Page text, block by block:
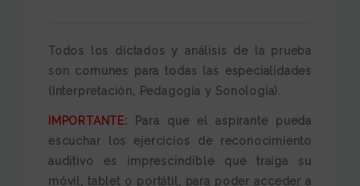
Todos los dictados y análisis de la prueba
son comunes para todas las especialidades
(Interpretación, Pedagogía y Sonología).
IMPORTANTE: Para que el aspirante pueda
escuchar los ejercicios de reconocimiento
auditivo es imprescindible que traiga su
móvil, tablet o portátil, para poder acceder a